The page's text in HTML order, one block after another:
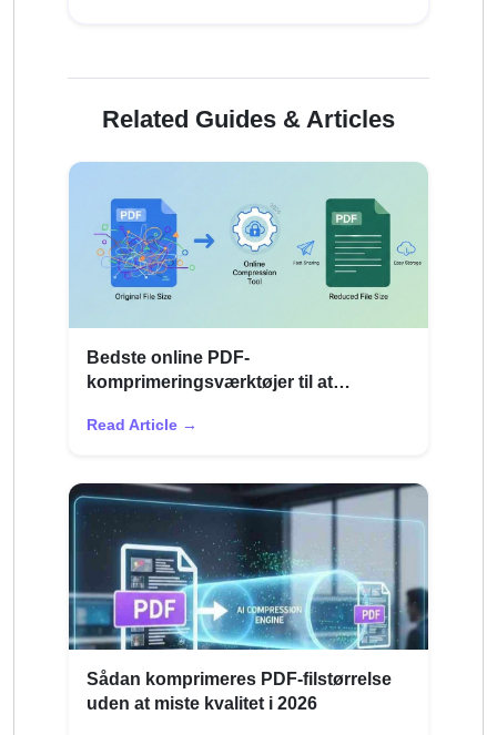
Related Guides & Articles
Bedste online PDF-
komprimeringsværktøjer til at
Read Article →
Sådan komprimeres PDF-filstørrelse
uden at miste kvalitet i 2026